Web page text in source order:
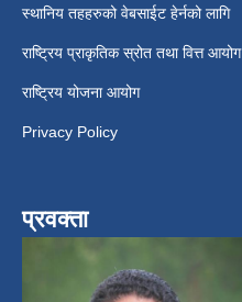
स्थानिय तहहरुको वेबसाईट हेर्नको लागि
राष्ट्रिय प्राकृतिक स्रोत तथा वित्त आयोग
राष्ट्रिय योजना आयोग
Privacy Policy
प्रवक्ता